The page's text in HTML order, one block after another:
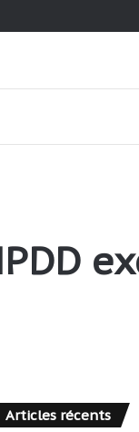
Articles récents